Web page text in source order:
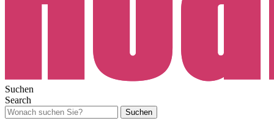
Suchen
Search
Suchen